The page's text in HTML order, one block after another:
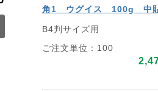
角1 ウグイス 100g 中
B4判サイズ用
ご注文単位：100